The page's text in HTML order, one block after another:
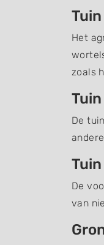
Het
zoals
De
De
van